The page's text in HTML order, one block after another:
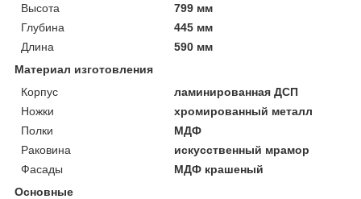
Высота
799 мм
Глубина
445 мм
Длина
590 мм
Материал изготовления
Корпус
ламинированная ДСП
Ножки
хромированный металл
Полки
МДФ
Раковина
искусственный мрамор
Фасады
МДФ крашеный
Основные